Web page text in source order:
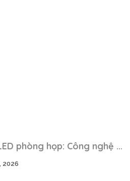
phòng họp: Công nghệ ...
2026